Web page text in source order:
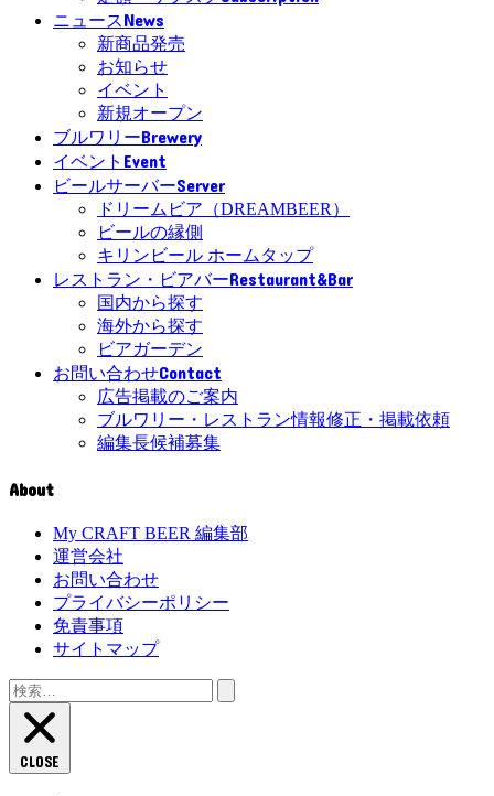
ニュースNews
新商品発売
お知らせ
イベント
新規オープン
ブルワリーBrewery
イベント Event
ビールサーバーServer
ドリームビア（DREAMBEER）
ビールの縁側
キリンビール ホームタップ
レストラン・ビアバーRestaurant&Bar
国内から探す
海外から探す
ビアガーデン
お問い合わせContact
広告掲載のご案内
ブルワリー・レストラン情報修正・掲載依頼
編集長候補募集
About
My CRAFT BEER 編集部
運営会社
お問い合わせ
プライバシーポリシー
免責事項
サイトマップ
検
索:
CLOSE